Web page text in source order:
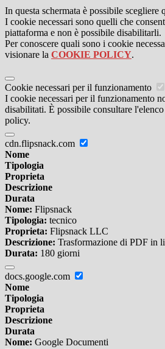
In questa schermata è possibile scegliere
I cookie necessari sono quelli che
piattaforma e non è possibile disabilitarli.
Per conoscere quali sono i cookie
visionare la COOKIE POLICY.
Cookie necessari per il funzionamento
I cookie necessari per il funzionamento
disabilitati. È possibile consultare
policy.
cdn.flipsnack.com
Nome
Tipologia
Proprieta
Descrizione
Durata
Nome: Flipsnack
Tipologia: tecnico
Proprieta: Flipsnack LLC
Descrizione: Trasformazione di PDF in
Durata: 180 giorni
docs.google.com
Nome
Tipologia
Proprieta
Descrizione
Durata
Nome: Google Documenti